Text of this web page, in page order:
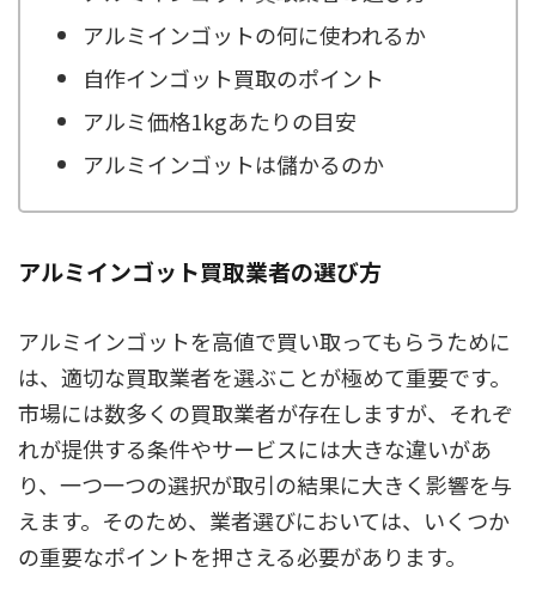
アルミインゴットの何に使われるか
自作インゴット買取のポイント
アルミ価格1kgあたりの目安
アルミインゴットは儲かるのか
アルミインゴット買取業者の選び方
アルミインゴットを高値で買い取ってもらうために
は、適切な買取業者を選ぶことが極めて重要です。
市場には数多くの買取業者が存在しますが、それぞ
れが提供する条件やサービスには大きな違いがあ
り、一つ一つの選択が取引の結果に大きく影響を与
えます。そのため、業者選びにおいては、いくつか
の重要なポイントを押さえる必要があります。